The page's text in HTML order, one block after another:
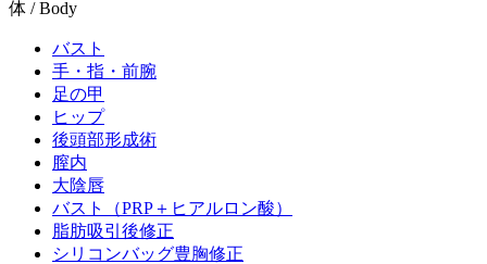
体 / Body
バスト
手・指・前腕
足の甲
ヒップ
後頭部形成術
膣内
大陰唇
バスト（PRP＋ヒアルロン酸）
脂肪吸引後修正
シリコンバッグ豊胸修正